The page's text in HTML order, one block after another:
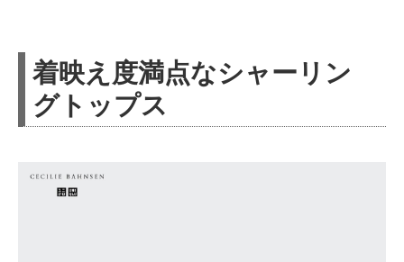
着映え度満点なシャーリン
グトップス